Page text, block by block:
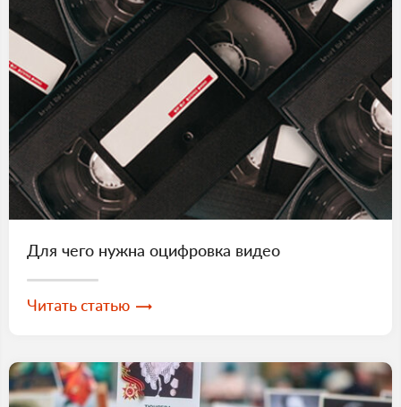
Для чего нужна оцифровка видео
Читать статью